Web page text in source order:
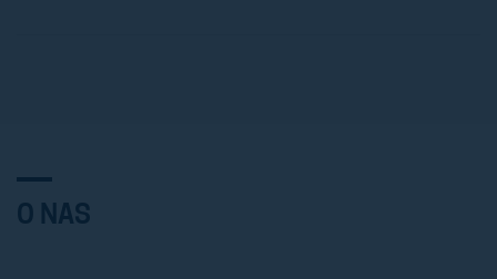
O NAS